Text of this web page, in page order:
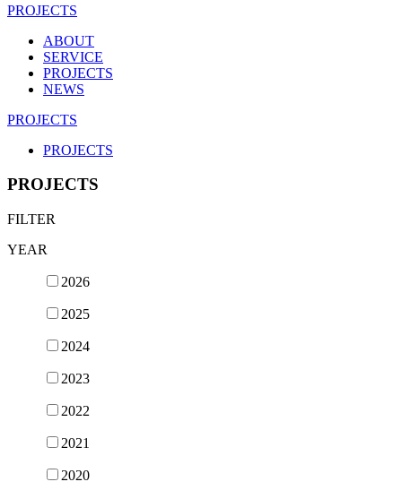
PROJECTS
ABOUT
SERVICE
PROJECTS
NEWS
PROJECTS
PROJECTS
PROJECTS
FILTER
YEAR
2026
2025
2024
2023
2022
2021
2020